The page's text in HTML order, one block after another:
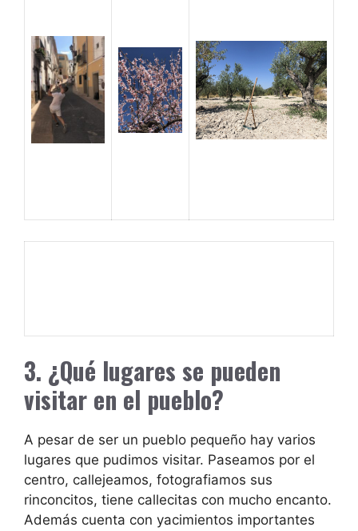
3. ¿Qué lugares se pueden
visitar en el pueblo?
A pesar de ser un pueblo pequeño hay varios
lugares que pudimos visitar. Paseamos por el
centro, callejeamos, fotografiamos sus
rinconcitos, tiene callecitas con mucho encanto.
Además cuenta con yacimientos importantes